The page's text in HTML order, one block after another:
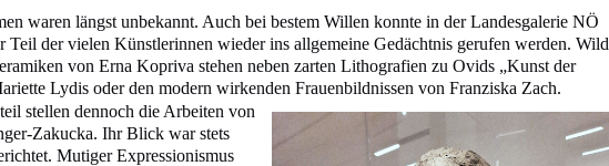
waren längst unbekannt. Auch bei bestem Willen konnte in der Landesgalerie NÖ
Teil der vielen Künstlerinnen wieder ins allgemeine Gedächtnis gerufen werden. Wild
von Erna Kopriva stehen neben zarten Lithografien zu Ovids „Kunst der
Lydis oder den modern wirkenden Frauenbildnissen von Franziska Zach.
stellen dennoch die Arbeiten von
Zakucka. Ihr Blick war stets
Mutiger Expressionismus